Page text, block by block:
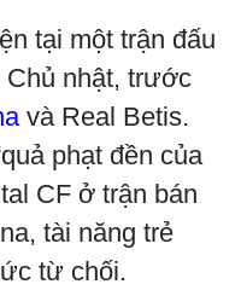
tại một trận đấu
Chủ nhật, trước
và Real Betis.
phạt đền của
CF ở trận bán
tài năng trẻ
từ chối.